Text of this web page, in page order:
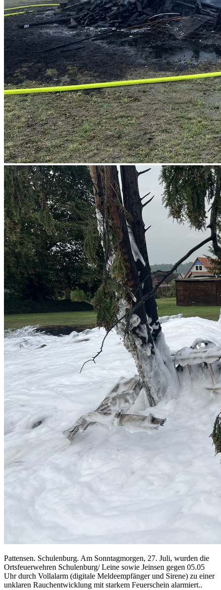
Pattensen. Schulenburg. Am Sonntagmorgen, 27. Juli, wurden die
Ortsfeuerwehren Schulenburg/ Leine sowie Jeinsen gegen 05.05
Uhr durch Vollalarm (digitale Meldeempfänger und Sirene) zu einer
unklaren Rauchentwicklung mit starkem Feuerschein alarmiert..